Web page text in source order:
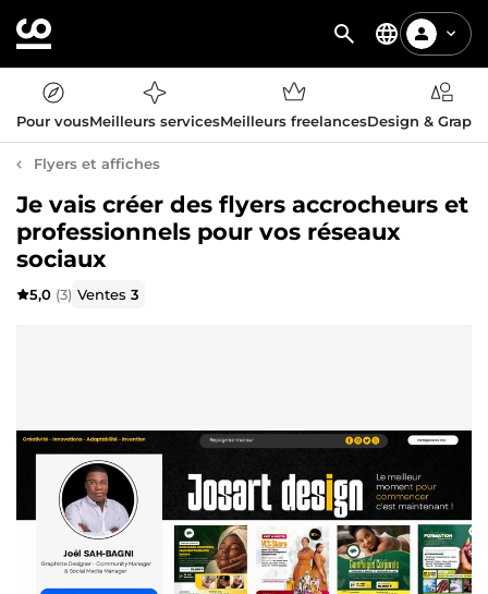
Pour vousMeilleurs servicesMeilleurs freelancesDesign &
Flyers et affiches
Je vais créer des flyers accrocheurs et
professionnels pour vos réseaux
sociaux
5,0 (3) Ventes3